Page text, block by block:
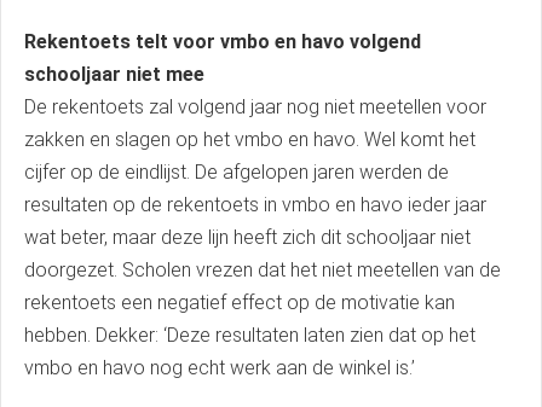
Rekentoets telt voor vmbo en havo volgend
schooljaar niet mee
De rekentoets zal volgend jaar nog niet meetellen voor
zakken en slagen op het vmbo en havo. Wel komt het
cijfer op de eindlijst. De afgelopen jaren werden de
resultaten op de rekentoets in vmbo en havo ieder jaar
wat beter, maar deze lijn heeft zich dit schooljaar niet
doorgezet. Scholen vrezen dat het niet meetellen van de
rekentoets een negatief effect op de motivatie kan
hebben. Dekker: ‘Deze resultaten laten zien dat op het
vmbo en havo nog echt werk aan de winkel is.’